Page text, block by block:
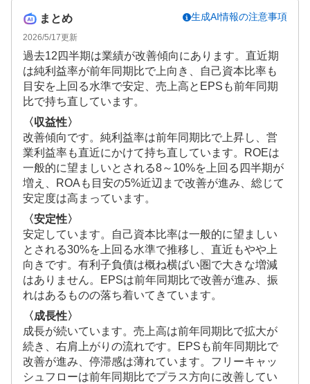
まとめ
2026/5/17更新
生成AI情報の注意事項
過去12四半期は業績が改善傾向にあります。直近期
は純利益率が前年同期比で上向き、自己資本比率も
目安を上回る水準で安定、売上高とEPSも前年同期
比で持ち直しています。
〈収益性〉
改善傾向です。純利益率は前年同期比で上昇し、営
業利益率も直近にかけて持ち直しています。ROEは
一般的に望ましいとされる8～10%を上回る四半期が
増え、ROAも目安の5%近辺まで改善が進み、総じて
安定度は高まっています。
〈安定性〉
安定しています。自己資本比率は一般的に望ましい
とされる30%を上回る水準で推移し、直近もやや上
向きです。有利子負債は概ね横ばい圏で大きな増減
はありません。EPSは前年同期比で改善が進み、振
れはあるものの落ち着いてきています。
〈成長性〉
成長が続いています。売上高は前年同期比で拡大が
続き、右肩上がりの流れです。EPSも前年同期比で
改善が進み、停滞感は薄れています。フリーキャッ
シュフローは前年同期比でプラス方向に改善してい